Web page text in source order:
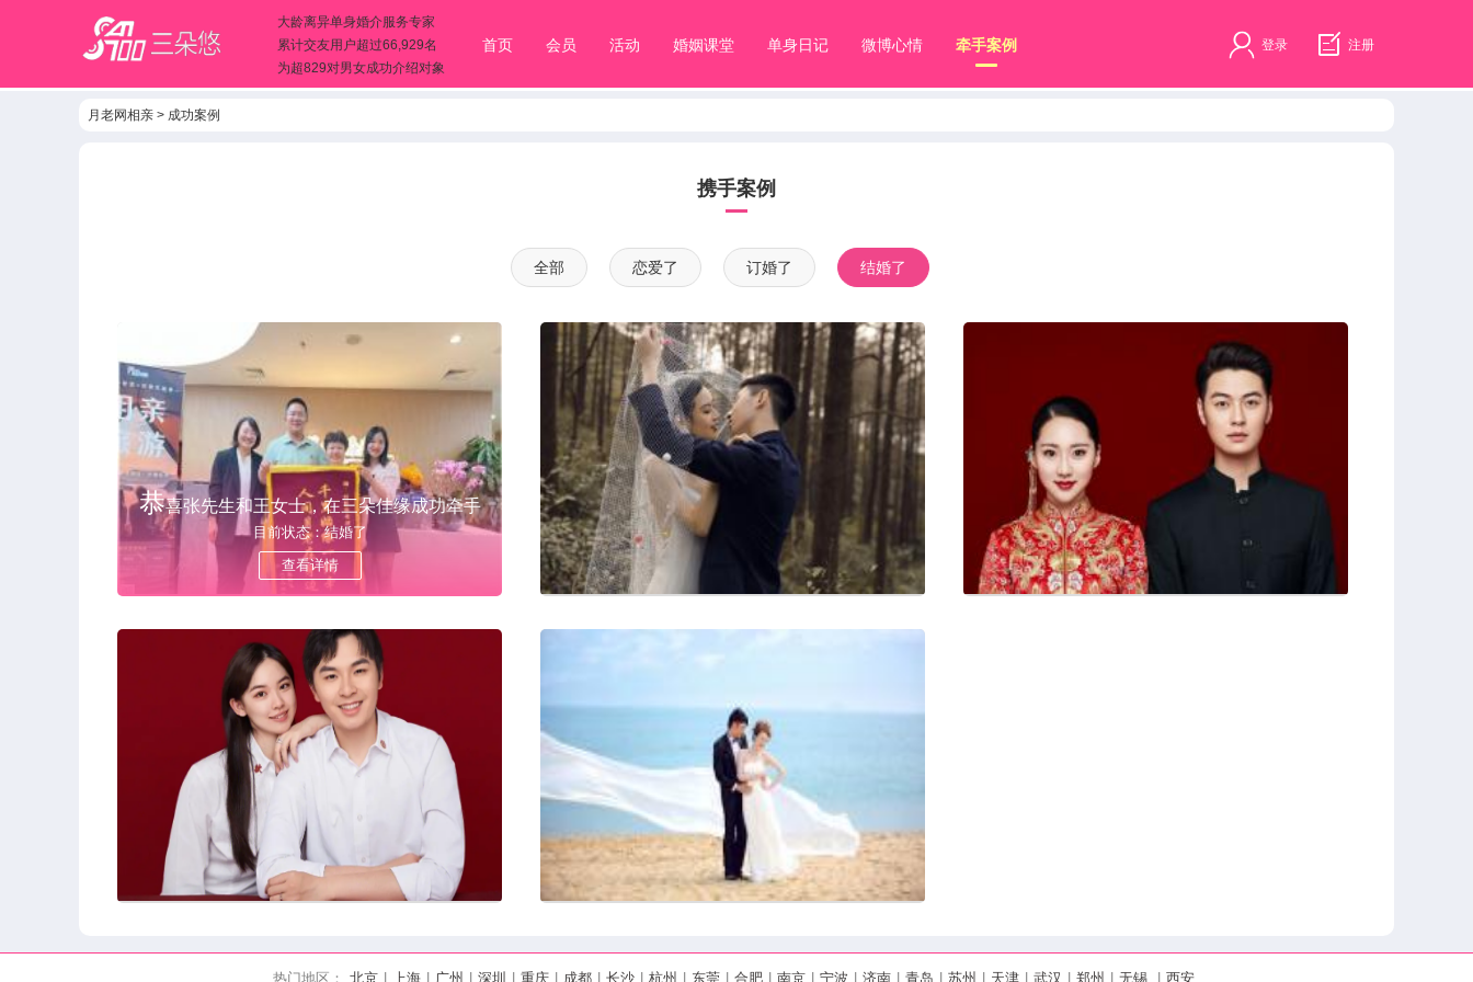
大龄离异单身婚介服务专家
累计交友用户超过66,929名
为超829对男女成功介绍对象
首页 会员 活动 婚姻课堂 单身日记 微博心情 牵手案例 登录 注册
月老网相亲 > 成功案例
携手案例
全部 恋爱了 订婚了 结婚了
恭喜张先生和王女士，在三朵佳缘成功牵手
目前状态：结婚了
查看详情
热门地区： 北京 上海 广州 深圳 重庆 成都 长沙 杭州 东莞 合肥 南京 宁波 济南 青岛 苏州 天津 武汉 郑州 无锡 西安